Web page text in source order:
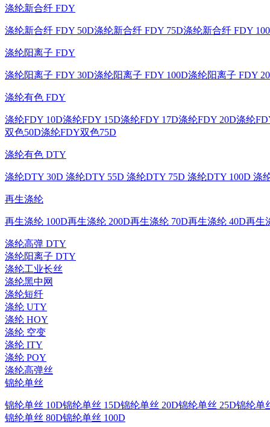
涤纶新合纤 FDY
涤纶新合纤 FDY 50D涤纶新合纤 FDY 75D涤纶新合纤 FDY
涤纶阳离子 FDY
涤纶阳离子 FDY 30D涤纶阳离子 FDY 100D涤纶阳离子 FDY
涤纶有色 FDY
涤纶FDY 10D涤纶FDY 15D涤纶FDY 17D涤纶FDY 20D涤纶
双色50D涤纶FDY双色75D
涤纶有色 DTY
涤纶DTY 30D 涤纶DTY 55D 涤纶DTY 75D 涤纶DTY 100D 涤
再生涤纶
再生涤纶 100D再生涤纶 200D再生涤纶 70D再生涤纶 40D再生
涤纶高弹 DTY
涤纶阳离子 DTY
涤纶工业长丝
涤纶黑中网
涤纶短纤
涤纶 UTY
涤纶 HOY
涤纶 空变
涤纶 ITY
涤纶 POY
涤纶高弹丝
锦纶单丝
锦纶单丝 10D锦纶单丝 15D锦纶单丝 20D锦纶单丝 25D锦纶单
锦纶单丝 80D锦纶单丝 100D